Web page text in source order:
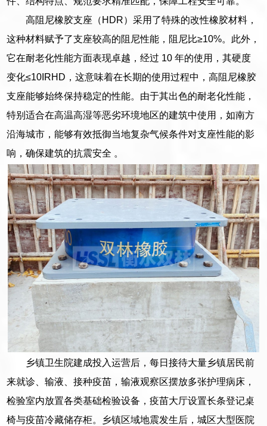
高阻尼橡胶支座（HDR）采用了特殊的改性橡胶材料，
这种材料赋予了支座较高的阻尼性能，阻尼比≥10%。此外，
它在耐老化性能方面表现卓越，经过 10 年的使用，其硬度
变化≤10IRHD，这意味着在长期的使用过程中，高阻尼橡胶
支座能够始终保持稳定的性能。由于其出色的耐老化性能，
特别适合在高温高湿等恶劣环境地区的建筑中使用，如南方
沿海城市，能够有效抵御当地复杂气候条件对支座性能的影
响，确保建筑的抗震安全 。
乡镇卫生院建成投入运营后，每日接待大量乡镇居民前
来就诊、输液、接种疫苗，输液观察区摆放多张护理病床，
检验室内放置各类基础检验设备，疫苗大厅设置长条登记桌
椅与疫苗冷藏储存柜。乡镇区域地震发生后，城区大型医院